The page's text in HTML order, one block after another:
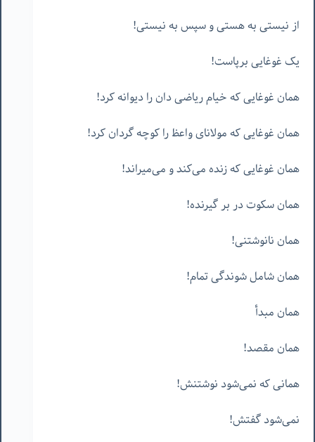
از نیستی به هستی و سپس به نیستی!
یک غوغایی برپاست!
همان غوغایی که خیام ریاضی دان را دیوانه کرد!
همان غوغایی که مولانای واعظ را کوچه گردان کرد!
همان غوغایی که زنده می‌کند و می‌میراند!
همان سکوت در بر گیرنده!
همان نانوشتنی!
همان شامل شوندگی تمام!
همان مبدأ
همان مقصد!
همانی که نمی‌شود نوشتنش!
نمی‌شود گفتش!